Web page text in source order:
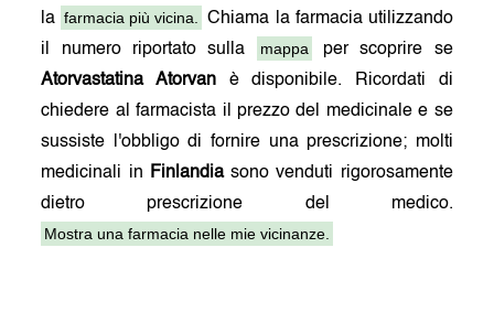
la farmacia più vicina.
Chiama la farmacia utilizzando
il numero riportato sulla
mappa
per scoprire se
Atorvastatina Atorvan è disponibile. Ricordati di
chiedere al farmacista il prezzo del medicinale e se
sussiste l'obbligo di fornire una prescrizione; molti
medicinali in
Finlandiasono venduti rigorosamente
dietro prescrizione del medico.
Mostra una farmacia nelle mie vicinanze.